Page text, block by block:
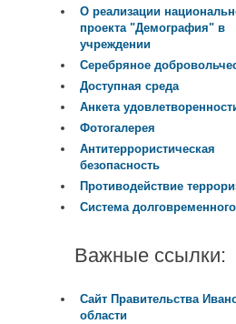
О реализации
проекта "Демография" в
учреждении
Серебряное
Доступная среда
Анкета
Фотогалерея
Антитеррористическая
безопасность
Противодействие
Система
Важные ссылки:
Сайт Правительства
области